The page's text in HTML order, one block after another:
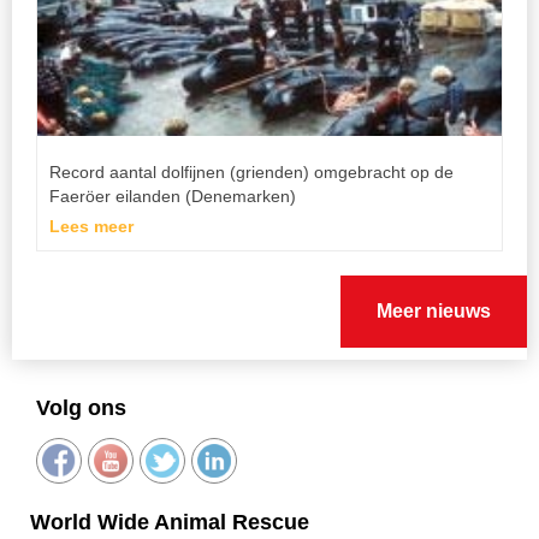
Record aantal dolfijnen (grienden) omgebracht op de
Faeröer eilanden (Denemarken)
Lees meer
Meer nieuws
Volg ons
World Wide Animal Rescue